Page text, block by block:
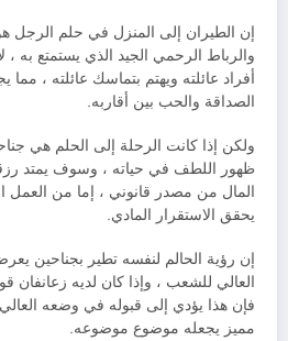
إن الطيران إلى المنزل في حلم الرجل هو
والرباط الرحمي الجيد الذي يستمتع به
أفراد عائلته ويهتم بتماسك عائلته ،
الصداقة والحب بين أقاربه.
ولكن إذا كانت الرحلة إلى الحلم هي
ظهور اللطف في حياته ، وسوف يمتد
المال من مصدر قانوني ، إما من العمل
يحقق الاستقرار المادي.
إن رؤية الحالم لنفسه تطير بجناحين
العالي للشعب ، وإذا كان لديه زعانفان
فإن هذا يؤدي إلى قبوله في وضعه
مميز يجعله موضوع موضوعه.